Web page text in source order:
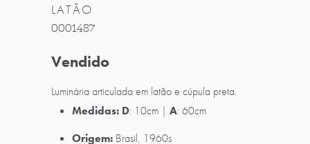
LATÃO
0001487
Vendido
Luminária articulada em latão e cúpula preta.
Medidas: D: 10cm | A: 60cm
Origem: Brasil, 1960s